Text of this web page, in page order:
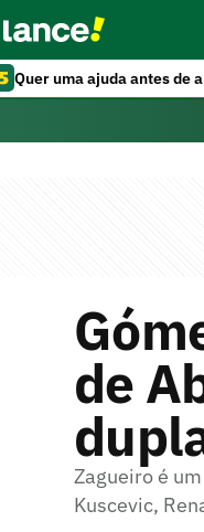
Quer uma ajuda antes de
de
Zagueiro é
Kuscevic,